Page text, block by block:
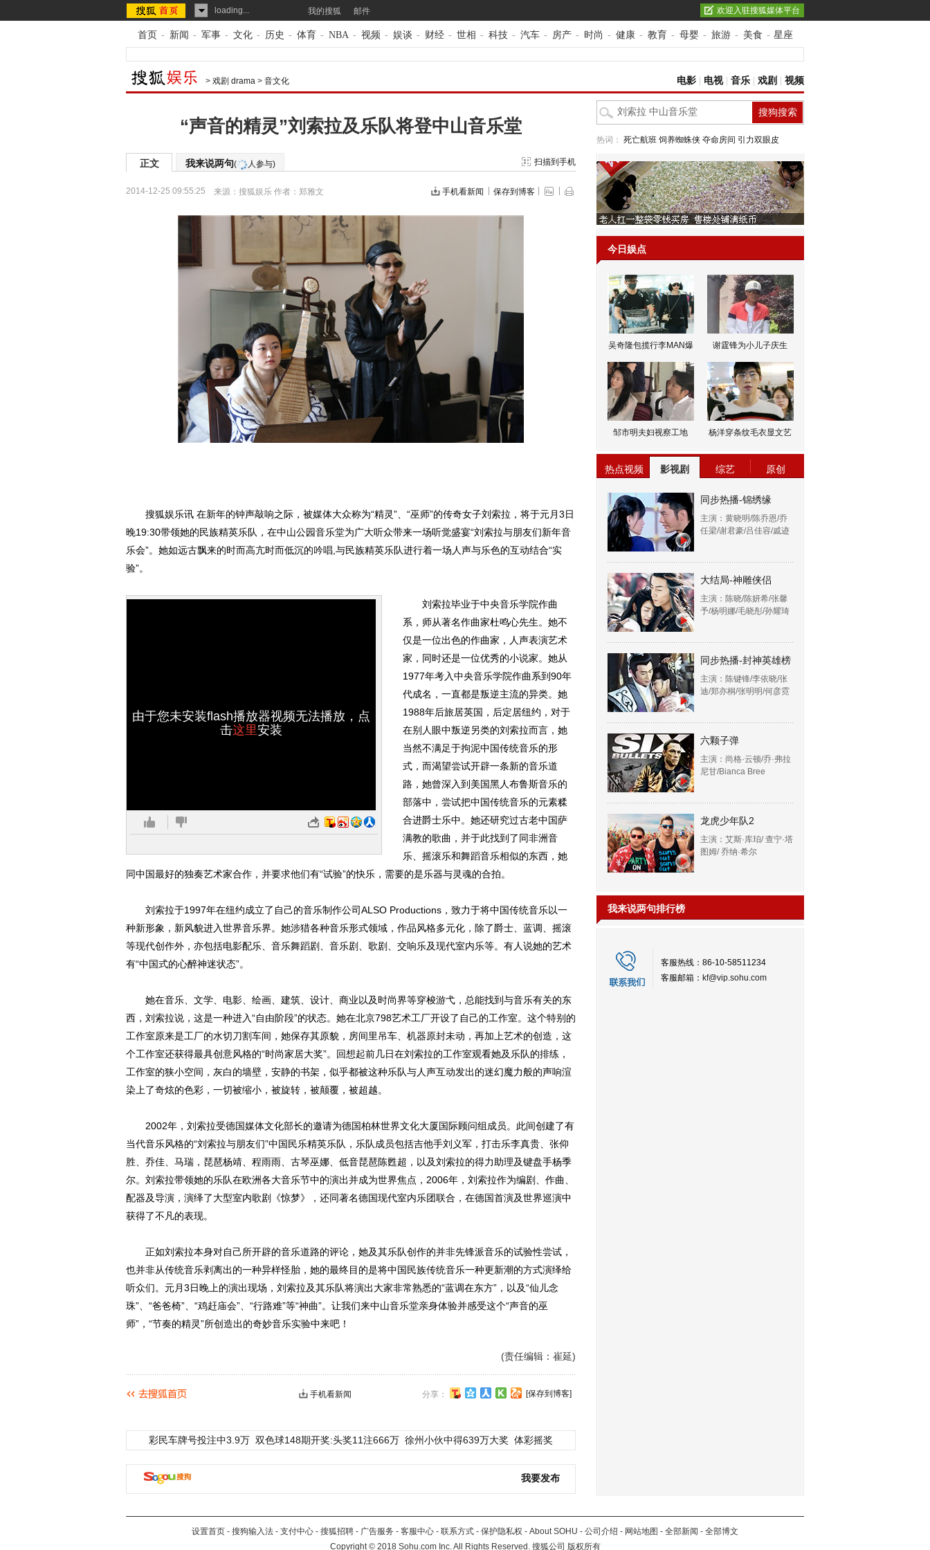
loading... 我的搜狐 邮件 欢迎入驻搜狐媒体平台
首页 - 新闻 - 军事 - 文化 - 历史 - 体育 - NBA - 视频 - 娱谈 - 财经 - 世相 - 科技 - 汽车 - 房产 - 时尚 - 健康 - 教育 - 母婴 - 旅游 - 美食 - 星座
> 戏剧 drama > 音文化 电影 电视| 音乐 戏剧 视频
“声音的精灵”刘索拉及乐队将登中山音乐堂
正文 我来说两句( 人参与) 扫描到手机
2014-12-25 09:55:25 来源： 搜狐娱乐 作者：郑雅文 手机看新闻 保存到博客
搜狐娱乐讯 在新年的钟声敲响之际，被媒体大众称为“精灵”、“巫师”的传奇女子刘索拉，将于元月3日
晚19:30带领她的民族精英乐队，在中山公园音乐堂为广大听众带来一场听觉盛宴“刘索拉与朋友们新年音
乐会”。她如远古飘来的时而高亢时而低沉的吟唱,与民族精英乐队进行着一场人声与乐色的互动结合“实
验”。
由于您未安装flash播放器视频无法播放，点
击这里安装
刘索拉毕业于中央音乐学院作曲
系，师从著名作曲家杜鸣心先生。她不
仅是一位出色的作曲家，人声表演艺术
家，同时还是一位优秀的小说家。她从
1977年考入中央音乐学院作曲系到90年
代成名，一直都是叛逆主流的异类。她
1988年后旅居英国，后定居纽约，对于
在别人眼中叛逆另类的刘索拉而言，她
当然不满足于拘泥中国传统音乐的形
式，而渴望尝试开辟一条新的音乐道
路，她曾深入到美国黑人布鲁斯音乐的
部落中，尝试把中国传统音乐的元素糅
合进爵士乐中。她还研究过古老中国萨
满教的歌曲，并于此找到了同非洲音
乐、摇滚乐和舞蹈音乐相似的东西，她
同中国最好的独奏艺术家合作，并要求他们有“试验”的快乐，需要的是乐器与灵魂的合拍。
刘索拉于1997年在纽约成立了自己的音乐制作公司ALSO Productions，致力于将中国传统音乐以一
种新形象，新风貌进入世界音乐界。她涉猎各种音乐形式领域，作品风格多元化，除了爵士、蓝调、摇滚
等现代创作外，亦包括电影配乐、音乐舞蹈剧、音乐剧、歌剧、交响乐及现代室内乐等。有人说她的艺术
有“中国式的心醉神迷状态”。
她在音乐、文学、电影、绘画、建筑、设计、商业以及时尚界等穿梭游弋，总能找到与音乐有关的东
西，刘索拉说，这是一种进入“自由阶段”的状态。她在北京798艺术工厂开设了自己的工作室。这个特别的
工作室原来是工厂的水切刀割车间，她保存其原貌，房间里吊车、机器原封未动，再加上艺术的创造，这
个工作室还获得最具创意风格的“时尚家居大奖”。回想起前几日在刘索拉的工作室观看她及乐队的排练，
工作室的狭小空间，灰白的墙壁，安静的书架，似乎都被这种乐队与人声互动发出的迷幻魔力般的声响渲
染上了奇炫的色彩，一切被缩小，被旋转，被颠覆，被超越。
2002年，刘索拉受德国媒体文化部长的邀请为德国柏林世界文化大厦国际顾问组成员。此间创建了有
当代音乐风格的“刘索拉与朋友们”中国民乐精英乐队，乐队成员包括吉他手刘义军，打击乐李真贵、张仰
胜、乔佳、马瑞，琵琶杨靖、程雨雨、古琴巫娜、低音琵琶陈甦超，以及刘索拉的得力助理及键盘手杨季
尔。刘索拉带领她的乐队在欧洲各大音乐节中的演出并成为世界焦点，2006年，刘索拉作为编剧、作曲、
配器及导演，演绎了大型室内歌剧《惊梦》，还同著名德国现代室内乐团联合，在德国首演及世界巡演中
获得了不凡的表现。
正如刘索拉本身对自己所开辟的音乐道路的评论，她及其乐队创作的并非先锋派音乐的试验性尝试，
也并非从传统音乐剥离出的一种异样怪胎，她的最终目的是将中国民族传统音乐一种更新潮的方式演绎给
听众们。元月3日晚上的演出现场，刘索拉及其乐队将演出大家非常熟悉的“蓝调在东方”，以及“仙儿念
珠”、“爸爸椅”、“鸡赶庙会”、“行路难”等“神曲”。让我们来中山音乐堂亲身体验并感受这个“声音的巫
师”，“节奏的精灵”所创造出的奇妙音乐实验中来吧！
(责任编辑：崔延)
分享： [保存到博客]
手机看新闻
彩民车牌号投注中3.9万 双色球148期开奖:头奖11注666万 徐州小伙中得639万大奖 体彩摇奖
我要发布
热词： 死亡航班 饲养蜘蛛侠 夺命房间 引力双眼皮
今日娱点
吴奇隆包揽行李MAN爆 谢霆锋为小儿子庆生
邹市明夫妇视察工地 杨洋穿条纹毛衣显文艺
热点视频 影视剧 综艺 原创
同步热播-锦绣缘
主演：黄晓明/陈乔恩/乔
任梁/谢君豪/吕佳容/戚迹
大结局-神雕侠侣
主演：陈晓/陈妍希/张馨
予/杨明娜/毛晓彤/孙耀琦
同步热播-封神英雄榜
主演：陈键锋/李依晓/张
迪/郑亦桐/张明明/何彦霓
六颗子弹
主演：尚格·云顿/乔·弗拉
尼甘/Bianca Bree
龙虎少年队2
主演：艾斯·库珀/ 查宁·塔
图姆/ 乔纳·希尔
我来说两句排行榜
客服热线：86-10-58511234
客服邮箱： kf@vip.sohu.com
设置首页 - 搜狗输入法 - 支付中心 - 搜狐招聘 - 广告服务 - 客服中心 - 联系方式 - 保护隐私权 - About SOHU - 公司介绍 - 网站地图 - 全部新闻 - 全部博文
Copyright©2018 Sohu.com Inc. All Rights Reserved. 搜狐公司 版权所有